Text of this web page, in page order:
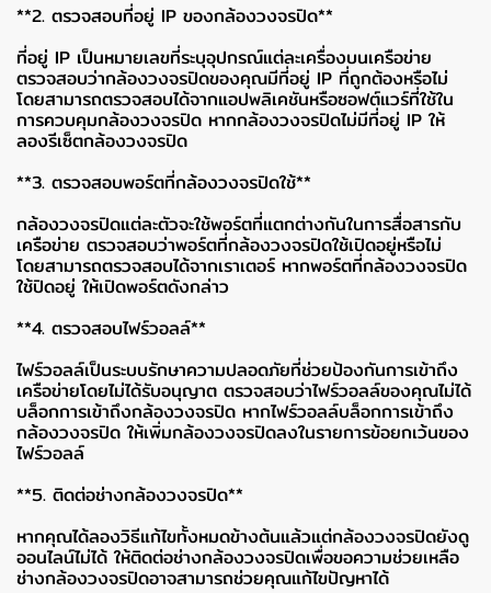
**2. ตรวจสอบที่อยู่ IP ของกล้องวงจรปิด**
ที่อยู่ IP เป็นหมายเลขที่ระบุอุปกรณ์แต่ละเครื่องบนเครือข่าย
ตรวจสอบว่ากล้องวงจรปิดของคุณมีที่อยู่ IP ที่ถูกต้องหรือไม่
โดยสามารถตรวจสอบได้จากแอปพลิเคชันหรือซอฟต์แวร์ที่ใช้ใน
การควบคุมกล้องวงจรปิด หากกล้องวงจรปิดไม่มีที่อยู่ IP ให้
ลองรีเซ็ตกล้องวงจรปิด
**3. ตรวจสอบพอร์ตที่กล้องวงจรปิดใช้**
กล้องวงจรปิดแต่ละตัวจะใช้พอร์ตที่แตกต่างกันในการสื่อสารกับ
เครือข่าย ตรวจสอบว่าพอร์ตที่กล้องวงจรปิดใช้เปิดอยู่หรือไม่
โดยสามารถตรวจสอบได้จากเราเตอร์ หากพอร์ตที่กล้องวงจรปิด
ใช้ปิดอยู่ ให้เปิดพอร์ตดังกล่าว
**4. ตรวจสอบไฟร์วอลล์**
ไฟร์วอลล์เป็นระบบรักษาความปลอดภัยที่ช่วยป้องกันการเข้าถึง
เครือข่ายโดยไม่ได้รับอนุญาต ตรวจสอบว่าไฟร์วอลล์ของคุณไม่ได้
บล็อกการเข้าถึงกล้องวงจรปิด หากไฟร์วอลล์บล็อกการเข้าถึง
กล้องวงจรปิด ให้เพิ่มกล้องวงจรปิดลงในรายการข้อยกเว้นของ
ไฟร์วอลล์
**5. ติดต่อช่างกล้องวงจรปิด**
หากคุณได้ลองวิธีแก้ไขทั้งหมดข้างต้นแล้วแต่กล้องวงจรปิดยังดู
ออนไลน์ไม่ได้ ให้ติดต่อช่างกล้องวงจรปิดเพื่อขอความช่วยเหลือ
ช่างกล้องวงจรปิดอาจสามารถช่วยคุณแก้ไขปัญหาได้